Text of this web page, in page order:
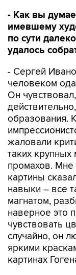
- Как вы
имевшему
по сути
удалось
- Сергей
человеком
Он
образования.
жаловали
таких крупных
промахов. Мне
картины
навыки – все
магнатом,
наверное это
чувствовать
случайно, он
яркими
картинах